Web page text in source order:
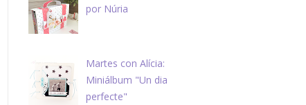
por Núria
Martes con Alícia:
Miniálbum "Un dia
perfecte"